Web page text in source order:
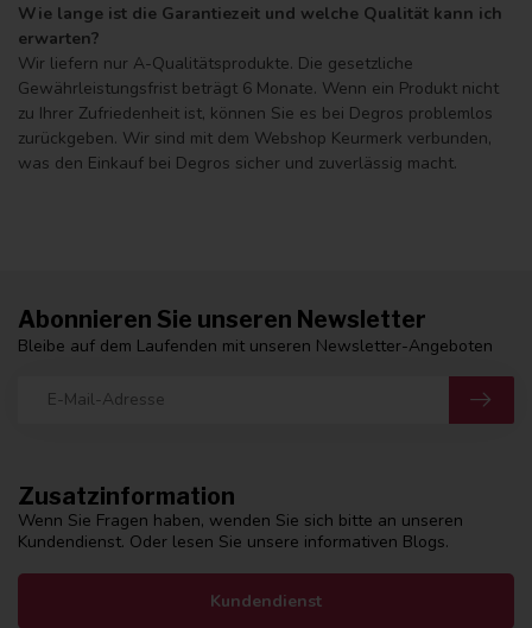
Wie lange ist die Garantiezeit und welche Qualität kann ich
erwarten?
Wir liefern nur A-Qualitätsprodukte. Die gesetzliche
Gewährleistungsfrist beträgt 6 Monate. Wenn ein Produkt nicht
zu Ihrer Zufriedenheit ist, können Sie es bei Degros problemlos
zurückgeben. Wir sind mit dem Webshop Keurmerk verbunden,
was den Einkauf bei Degros sicher und zuverlässig macht.
Zusatzinformation
Wenn Sie Fragen haben, wenden Sie sich bitte an unseren
Kundendienst. Oder lesen Sie unsere informativen Blogs.
Kundendienst
Abonnieren Sie unseren Newsletter
Bleibe auf dem Laufenden mit unseren Newsletter-Angeboten